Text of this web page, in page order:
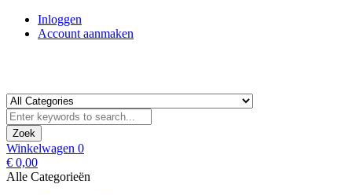
Inloggen
Account aanmaken
Zoek
Winkelwagen 0
€ 0,00
Alle Categorieën